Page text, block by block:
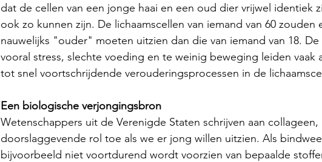
dat de cellen van een jonge haai en een oud dier vrijwel identiek
ook zo kunnen zijn. De lichaamscellen van iemand van 60
nauwelijks "ouder" moeten uitzien dan die van iemand van 18.
vooral stress, slechte voeding en te weinig beweging leiden vaak
tot snel voortschrijdende verouderingsprocessen in de
Een biologische verjongingsbron
Wetenschappers uit de Verenigde Staten schrijven aan
doorslaggevende rol toe als we er jong willen uitzien. Als
bijvoorbeeld niet voortdurend wordt voorzien van bepaalde